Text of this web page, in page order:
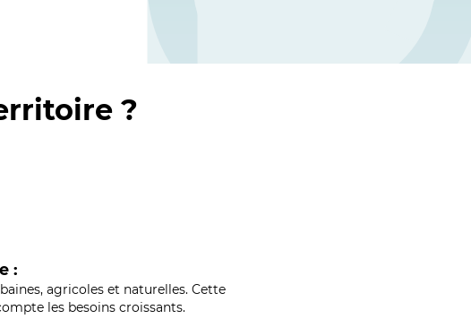
?
:
agricoles et naturelles. Cette
les besoins croissants.